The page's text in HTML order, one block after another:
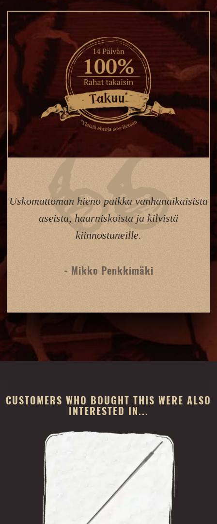
Uskomattoman hieno paikka vanhanaikaisista
aseista, haarniskoista ja kilvistä
kiinnostuneille.
- Mikko Penkkimäki
CUSTOMERS WHO BOUGHT THIS WERE ALSO
INTERESTED IN...